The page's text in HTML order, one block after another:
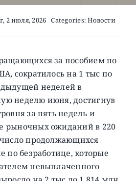
2 июля, 2026 Categories:Новости
за пособием по
сократилось на 1 тыс по
неделей в
неделю июня, достигнув
за пять недель и
рыночных ожиданий в 220
продолжающихся
по безработице, которые
невыплаченного